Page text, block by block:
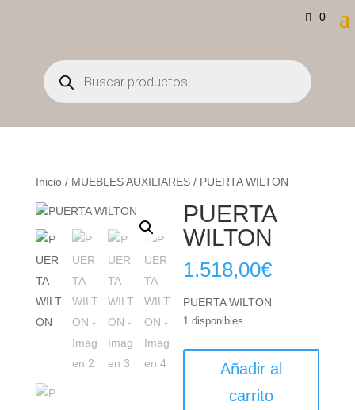
0
Búsqueda
de
productos
Inicio/ MUEBLES AUXILIARES/ PUERTA WILTON
PUERTA
WILTON
1.518,00€
PUERTA WILTON
1 disponibles
WILTONAñadir al
carrito